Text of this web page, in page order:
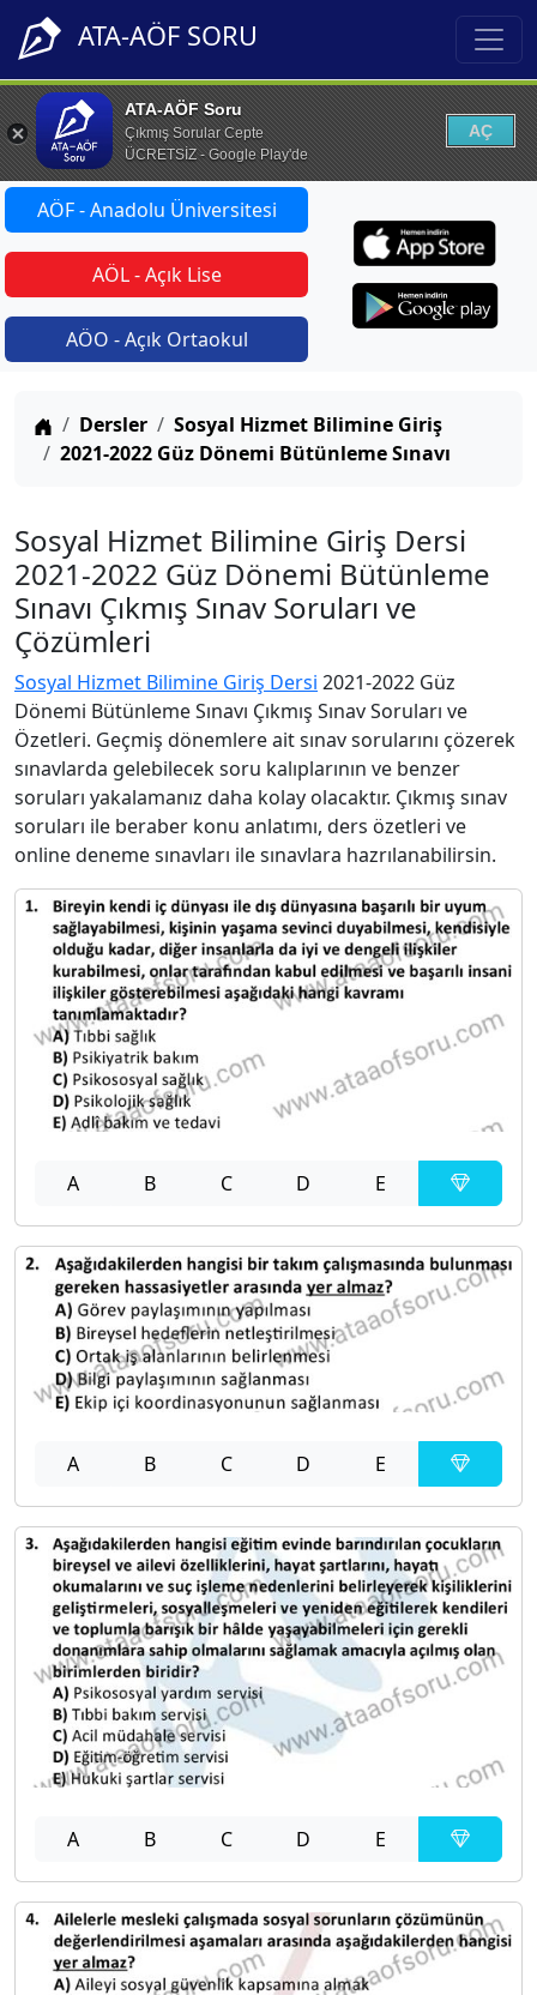
ATA-AÖF SORU
ATA-AÖF Soru
Çıkmış Sorular Cepte
ÜCRETSİZ - Google Play'de
AÇ
AÖF - Anadolu Üniversitesi
AÖL - Açık Lise
AÖO - Açık Ortaokul
Anasayfa
Dersler
Sosyal Hizmet Bilimine Giriş
2021-2022 Güz Dönemi Bütünleme Sınavı
Sosyal Hizmet Bilimine Giriş Dersi
2021-2022 Güz Dönemi Bütünleme
Sınavı Çıkmış Sınav Soruları ve
Çözümleri
Sosyal Hizmet Bilimine Giriş Dersi 2021-2022 Güz
Dönemi Bütünleme Sınavı Çıkmış Sınav Soruları ve
Özetleri. Geçmiş dönemlere ait sınav sorularını çözerek
sınavlarda gelebilecek soru kalıplarının ve benzer
soruları yakalamanız daha kolay olacaktır. Çıkmış sınav
soruları ile beraber konu anlatımı, ders özetleri ve
online deneme sınavları ile sınavlara hazrılanabilirsin.
A B C D E
A B C D E
A B C D E